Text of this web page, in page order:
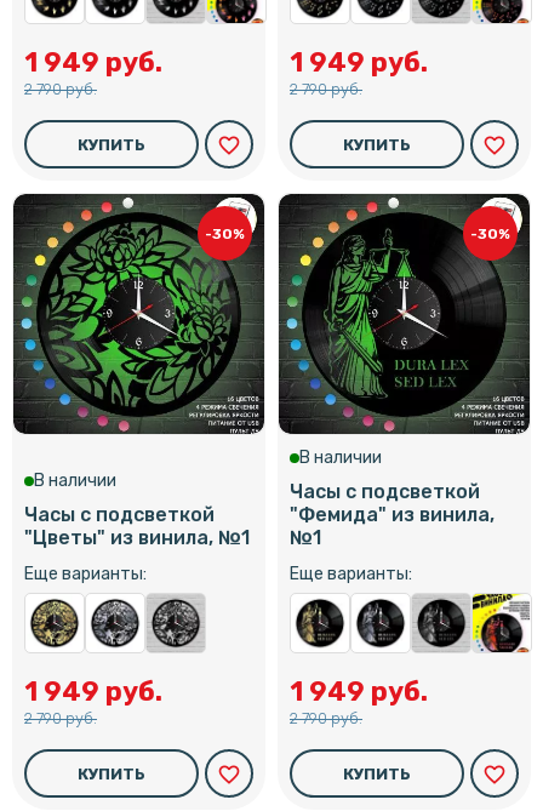
1 949 руб.
2 790 руб.
КУПИТЬ favorite_border
1 949 руб.
2 790 руб.
КУПИТЬ favorite_border
-30%
В наличии
Часы с подсветкой
"Цветы" из винила, №1
Еще варианты:
1 949 руб.
2 790 руб.
КУПИТЬ favorite_border
-30%
В наличии
Часы с подсветкой
"Фемида" из винила,
№1
Еще варианты:
1 949 руб.
2 790 руб.
КУПИТЬ favorite_border